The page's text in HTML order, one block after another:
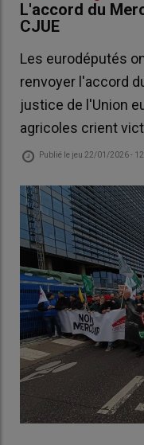
L'accord du
CJUE
Les eurodéputés
renvoyer l'accord
justice de l'Union
agricoles crient
Publié le jeu 22/01/2026 -